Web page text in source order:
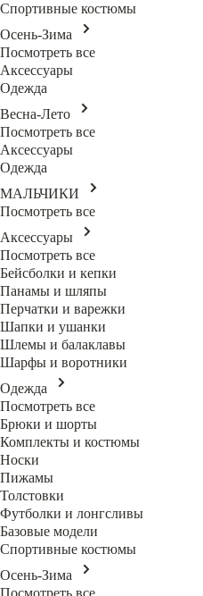
Спортивные костюмы
Осень-Зима
Посмотреть все
Аксессуары
Одежда
Весна-Лето
Посмотреть все
Аксессуары
Одежда
МАЛЬЧИКИ
Посмотреть все
Аксессуары
Посмотреть все
Бейсболки и кепки
Панамы и шляпы
Перчатки и варежки
Шапки и ушанки
Шлемы и балаклавы
Шарфы и воротники
Одежда
Посмотреть все
Брюки и шорты
Комплекты и костюмы
Носки
Пижамы
Толстовки
Футболки и лонгсливы
Базовые модели
Спортивные костюмы
Осень-Зима
Посмотреть все